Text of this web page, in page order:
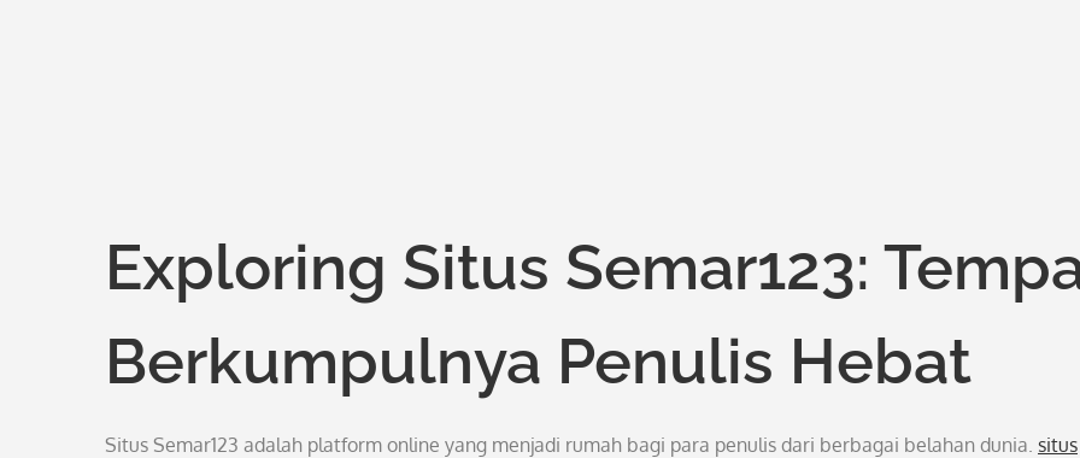
Exploring Situs Semar123:
Berkumpulnya Penulis Hebat
Situs Semar123 adalah platform online yang menjadi rumah bagi para penulis dari berbagai belahan dunia. situs